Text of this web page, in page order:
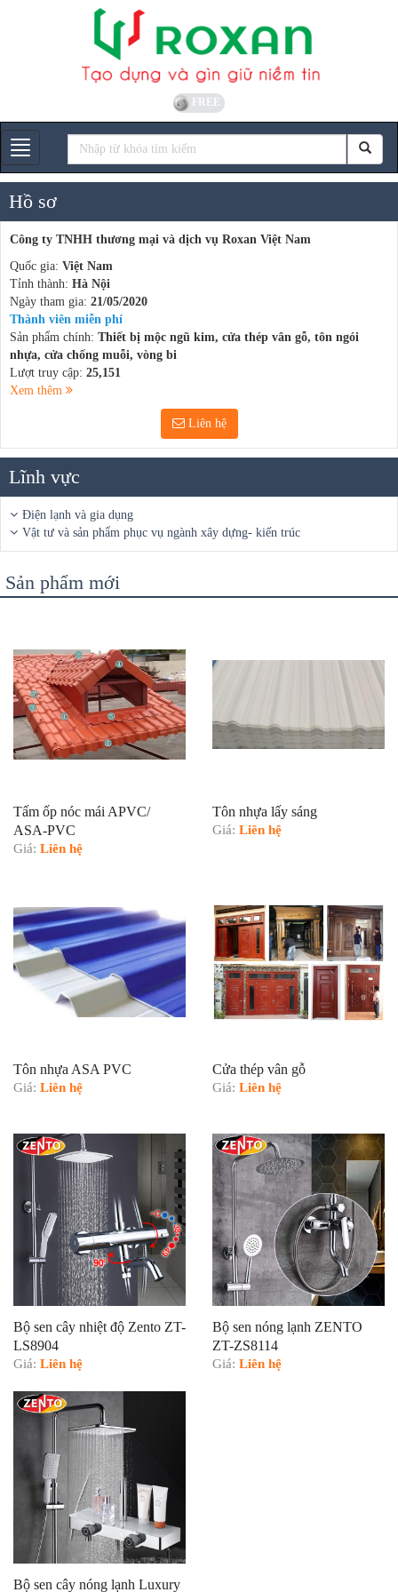
FREE
Gian hàng
Hồ sơ
Công ty TNHH thương mại và dịch vụ Roxan Việt Nam
Quốc gia: Việt Nam
Tỉnh thành: Hà Nội
Ngày tham gia: 21/05/2020
Thành viên miễn phí
Sản phẩm chính: Thiết bị mộc ngũ kim, cửa thép vân gỗ, tôn ngói
nhựa, cửa chống muỗi, vòng bi
Lượt truy cập: 25,151
Xem thêm
Liên hệ
Lĩnh vực
Điện lạnh và gia dụng
Vật tư và sản phẩm phục vụ ngành xây dựng- kiến trúc
Sản phẩm mới
Tấm ốp nóc mái APVC/
ASA-PVC
Giá: Liên hệ
Tôn nhựa lấy sáng
Giá: Liên hệ
Tôn nhựa ASA PVC
Giá: Liên hệ
Cửa thép vân gỗ
Giá: Liên hệ
Bộ sen cây nhiệt độ Zento ZT-
LS8904
Giá: Liên hệ
Bộ sen nóng lạnh ZENTO
ZT-ZS8114
Giá: Liên hệ
Bộ sen cây nóng lạnh Luxury